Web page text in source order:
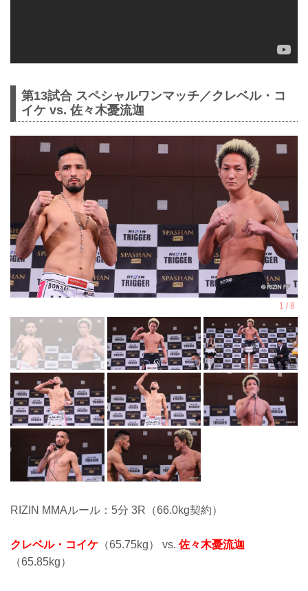
第13試合 スペシャルワンマッチ／クレベル・コ
イケ vs. 佐々木憂流迦
RIZIN MMAルール：5分 3R（66.0kg契約）
クレベル・コイケ （65.75kg） vs. 佐々木憂流迦
（65.85kg）